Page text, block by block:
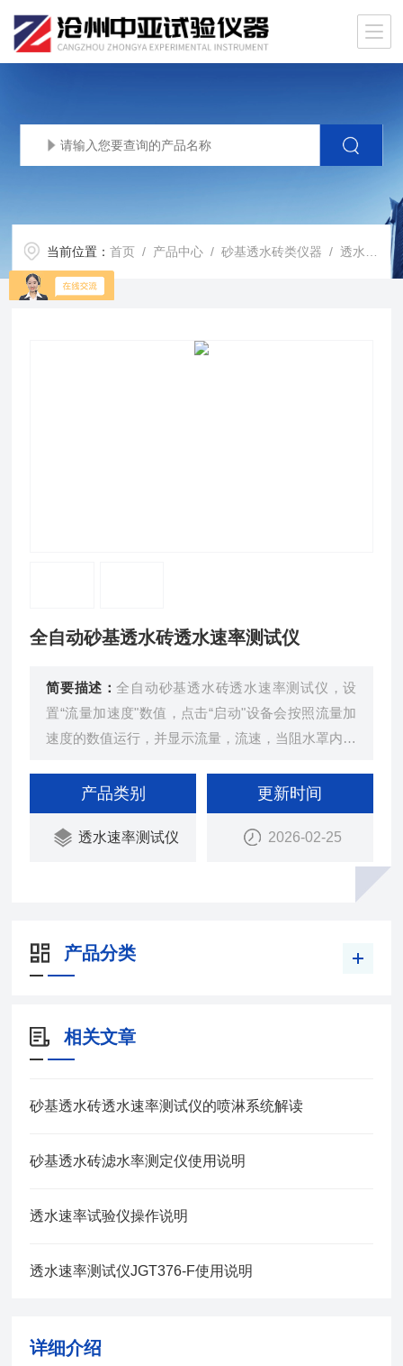
当前位置：首页 / 产品中心 /砂基透水砖类仪器 /透水速率测试仪
全自动砂基透水砖透水速率测试仪
简要描述：全自动砂基透水砖透水速率测试仪，设
置“流量加速度"数值，点击“启动"设备会按照流量加
速度的数值运行，并显示流量，流速，当阻水罩内的
运行，此时记录公式所需的各项数值，自动计算结果
并打印。瑞中亚试验仪器
产品类别
透水速率测试仪
更新时间
2026-02-25
产品分类
相关文章
砂基透水砖透水速率测试仪的喷淋系统解读
砂基透水砖滤水率测定仪使用说明
透水速率试验仪操作说明
透水速率测试仪JGT376-F使用说明
详细介绍